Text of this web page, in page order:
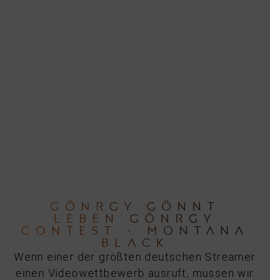
GÖNRGY GÖNNT
LEBEN GÖNRGY
CONTEST - MONTANA
BLACK
Wenn einer der größten deutschen Streamer
einen Videowettbewerb ausruft, müssen wir